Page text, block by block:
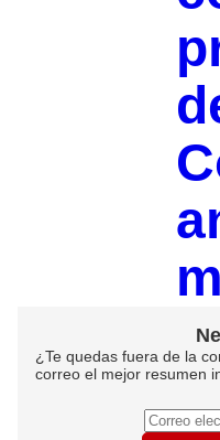
¿Te quedas fuera de la
correo el mejor resumen